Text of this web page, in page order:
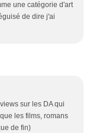
une catégorie d'art
de dire j'ai
sur les DA qui
les films, romans
de fin)